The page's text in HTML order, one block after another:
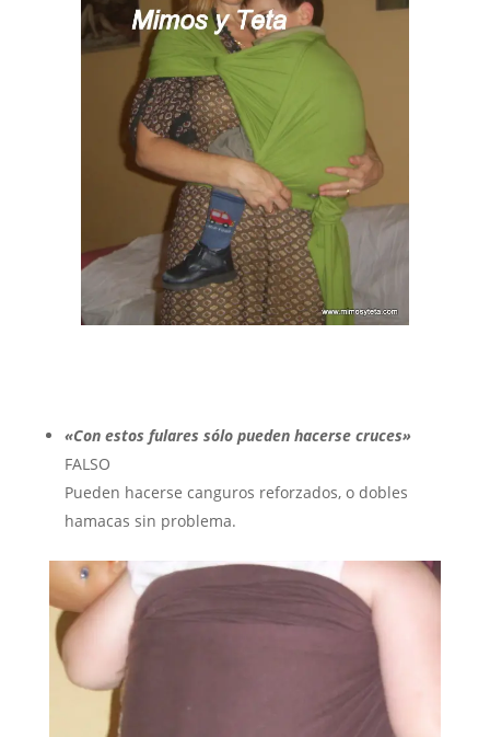
«Con estos fulares sólo pueden hacerse cruces»
FALSO
Pueden hacerse canguros reforzados, o dobles
hamacas sin problema.